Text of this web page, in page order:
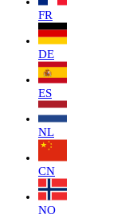
FR
DE
ES
NL
CN
NO